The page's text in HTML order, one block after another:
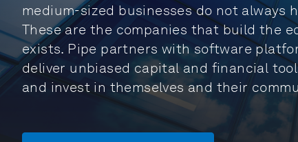
medium-sized businesses do not always
These are the companies that build the
exists. Pipe partners with software
deliver unbiased capital and financial
and invest in themselves and their